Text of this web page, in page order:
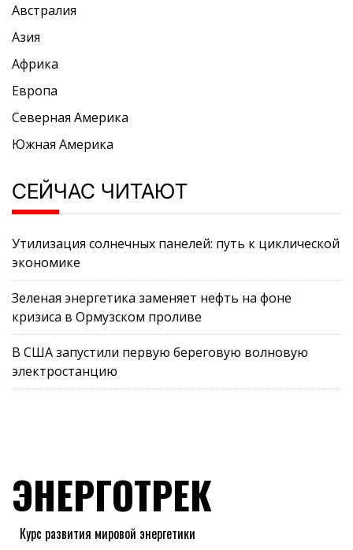
Австралия
Азия
Африка
Европа
Северная Америка
Южная Америка
СЕЙЧАС ЧИТАЮТ
Утилизация солнечных панелей: путь к циклической
экономике
Зеленая энергетика заменяет нефть на фоне
кризиса в Ормузском проливе
В США запустили первую береговую волновую
электростанцию
ЭНЕРГОТРЕК
Курс развития мировой энергетики